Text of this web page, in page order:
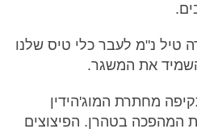
טיל נ"מ לעבר כלי טיס שלנו
את המשגר.
מחתרת המוג'הידין
בטהרן. הפיצוצים